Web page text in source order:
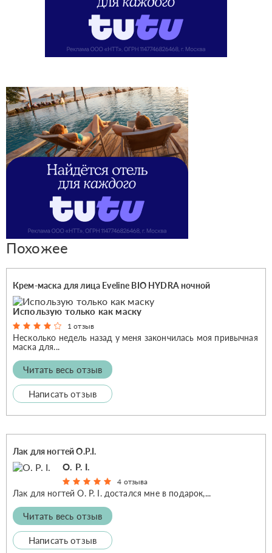
Похожее
Крем-маска для лица Eveline BIO HYDRA ночной
Использую только как маску
1 отзыв
Несколько недель назад у меня закончилась моя привычная
маска для...
Читать весь отзыв
Написать отзыв
Лак для ногтей O.P.I.
O. P. I.
4 отзыва
Лак для ногтей O. P. I. достался мне в подарок,...
Читать весь отзыв
Написать отзыв